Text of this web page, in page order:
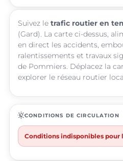
Suivez le trafic routier en
(Gard). La carte ci-dessus,
en direct les accidents,
ralentissements et travaux
de Pommiers. Déplacez la
explorer le réseau routier
routineCONDITIONS DE CIRCULATION
Conditions indisponibles pour